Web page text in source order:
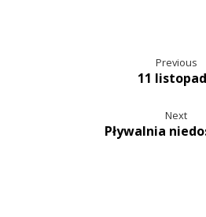
Previous
11
Next
Pływalnia